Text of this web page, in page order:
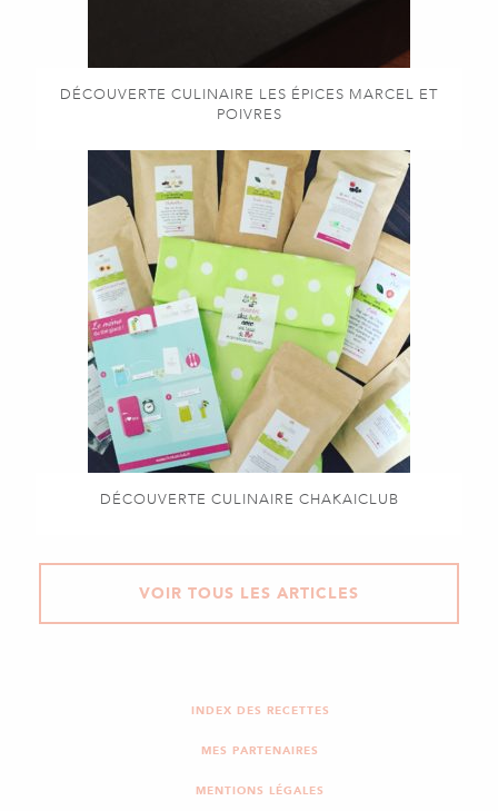
DÉCOUVERTE CULINAIRE LES ÉPICES MARCEL ET
POIVRES
DÉCOUVERTE CULINAIRE CHAKAICLUB
VOIR TOUS LES ARTICLES
INDEX DES RECETTES
MES PARTENAIRES
MENTIONS LÉGALES